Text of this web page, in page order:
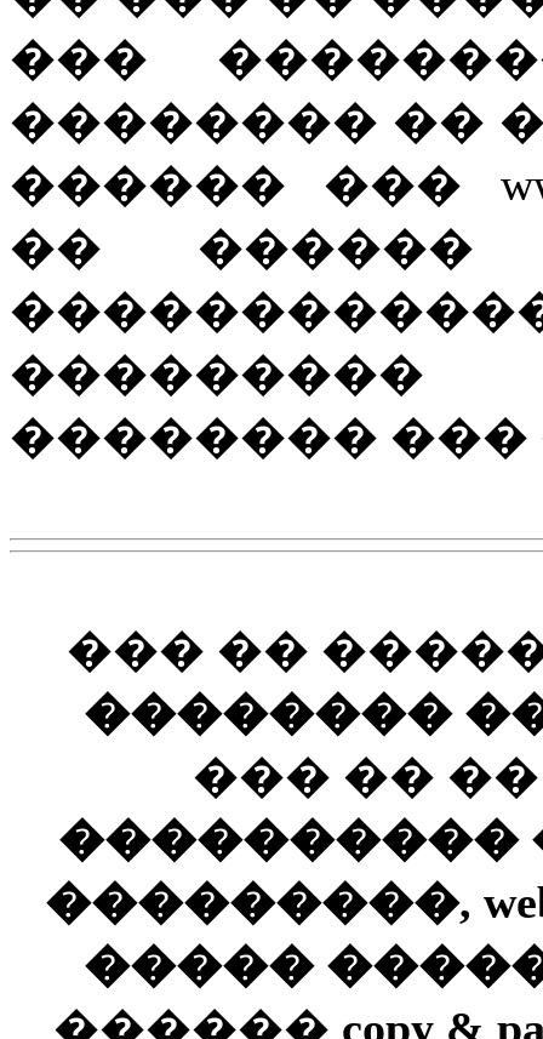
���
�������� ��
������ ���
��
���������
�������� ���
��� ��
��������
��� ��
����������
���������,
�����
������ copy &